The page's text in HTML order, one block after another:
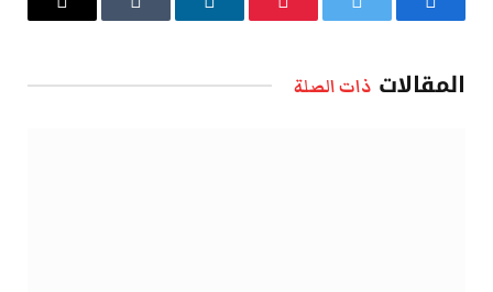
فيسبوك تويتر بينتيريستلينكدإن Tumblr
البريد
المقالات ذات الصلة